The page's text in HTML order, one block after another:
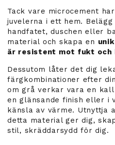
Tack vare microcement
juvelerna i ett hem.
handfatet, duschen eller
material och skapa en
är resistent mot fukt och
Dessutom låter det dig
färgkombinationer efter
om grå verkar vara en
en glänsande finish eller
känsla av värme. Utnyttja
detta material ger dig,
stil, skräddarsydd för dig.